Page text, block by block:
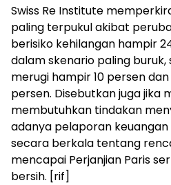
Swiss Re Institute
paling terpukul akibat
berisiko kehilangan hampir
dalam skenario paling
merugi hampir 10 persen dan
persen. Disebutkan juga jika
membutuhkan tindakan
adanya pelaporan
secara berkala tentang
mencapai Perjanjian Paris
bersih. [rif]